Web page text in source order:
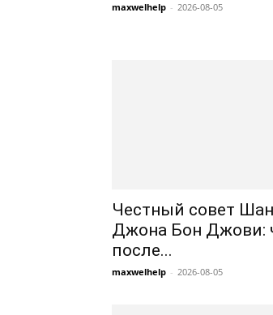
maxwelhelp - 2026-08-05
Честный совет
Джона Бон Джови:
после...
maxwelhelp - 2026-08-05